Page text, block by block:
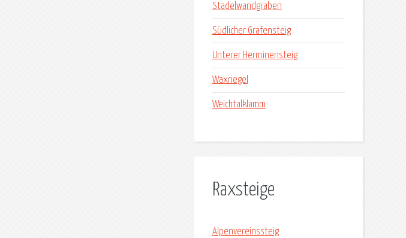
Stadelwandgraben
Südlicher Grafensteig
Unterer Herminensteig
Waxriegel
Weichtalklamm
Raxsteige
Alpenvereinssteig